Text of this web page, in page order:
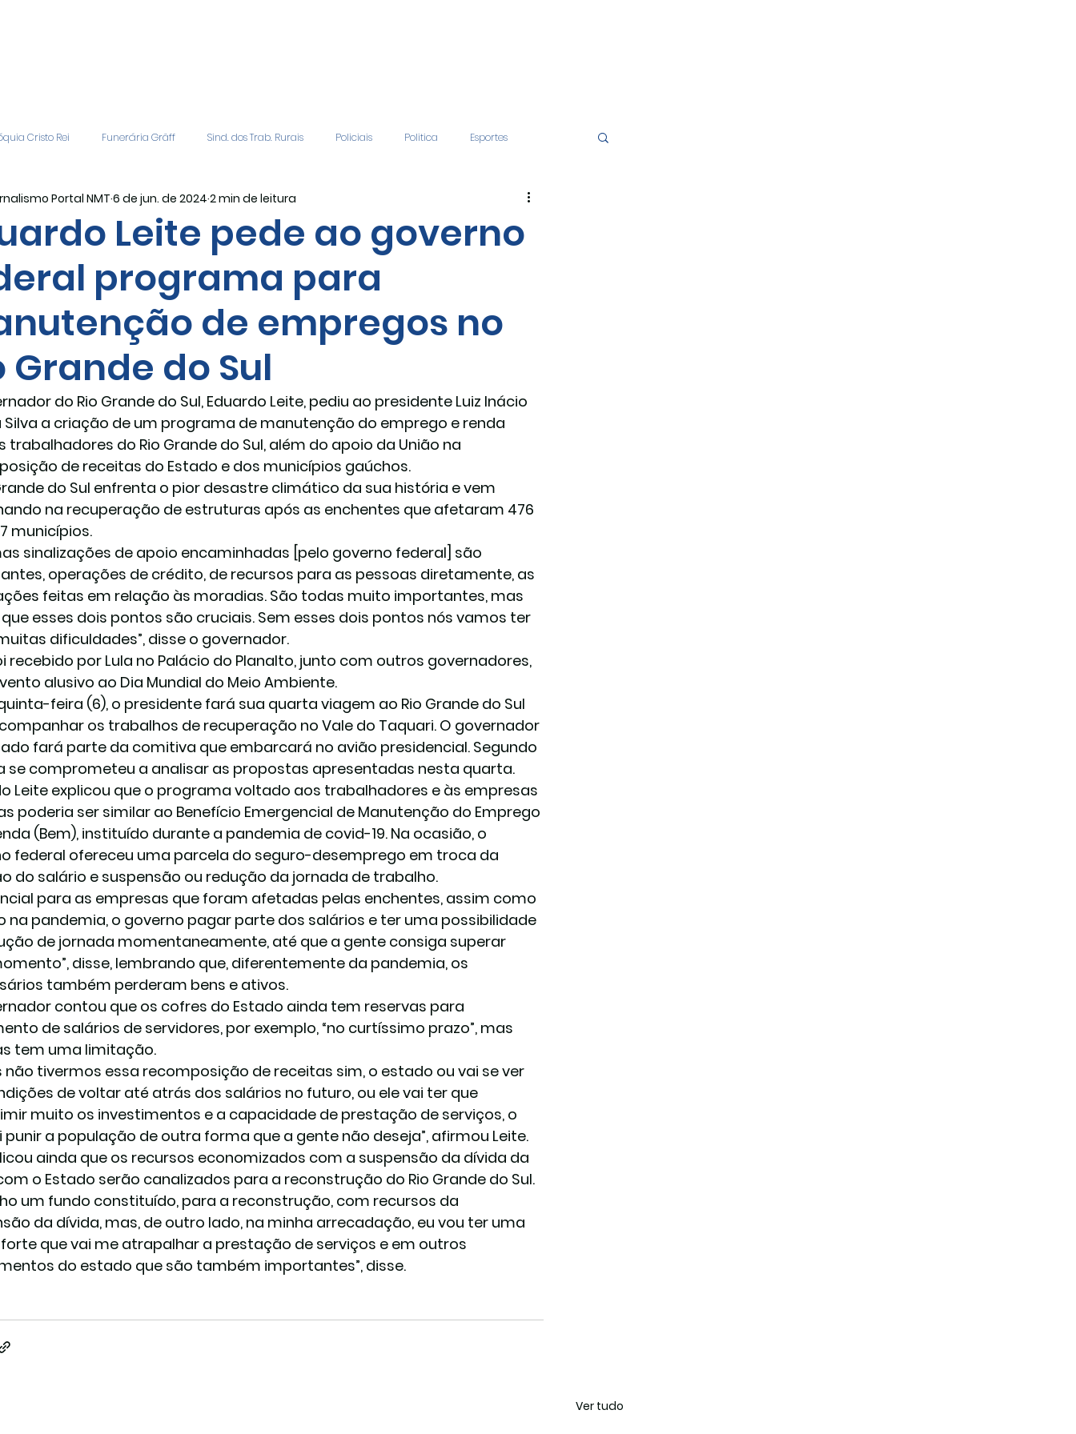
Cristo Rei Funerária Gräff Sind. dos Trab. Rurais Policiais Politica Esportes
Geral Patrocinadores Vagas de Emprego
Covic-19
Leite pede ao governo
programa para
de empregos no
Grande do Sul
Portal NMT 6 de jun. de 2024 2 min de leitura
do Rio Grande do Sul, Eduardo Leite, pediu ao presidente Luiz Inácio
Silva a criação de um programa de manutenção do emprego e renda
trabalhadores do Rio Grande do Sul, além do apoio da União na
de receitas do Estado e dos municípios gaúchos.
do Sul enfrenta o pior desastre climático da sua história e vem
na recuperação de estruturas após as enchentes que afetaram 476
municípios.
sinalizações de apoio encaminhadas [pelo governo federal] são
operações de crédito, de recursos para as pessoas diretamente, as
feitas em relação às moradias. São todas muito importantes, mas
esses dois pontos são cruciais. Sem esses dois pontos nós vamos ter
dificuldades”, disse o governador.
recebido por Lula no Palácio do Planalto, junto com outros governadores,
alusivo ao Dia Mundial do Meio Ambiente.
feira (6), o presidente fará sua quarta viagem ao Rio Grande do Sul
os trabalhos de recuperação no Vale do Taquari. O governador
fará parte da comitiva que embarcará no avião presidencial. Segundo
se comprometeu a analisar as propostas apresentadas nesta quarta.
Leite explicou que o programa voltado aos trabalhadores e às empresas
poderia ser similar ao Benefício Emergencial de Manutenção do Emprego
(Bem), instituído durante a pandemia de covid-19. Na ocasião, o
federal ofereceu uma parcela do seguro-desemprego em troca da
do salário e suspensão ou redução da jornada de trabalho.
para as empresas que foram afetadas pelas enchentes, assim como
na pandemia, o governo pagar parte dos salários e ter uma possibilidade
de jornada momentaneamente, até que a gente consiga superar
disse, lembrando que, diferentemente da pandemia, os
também perderam bens e ativos.
contou que os cofres do Estado ainda tem reservas para
de salários de servidores, por exemplo, “no curtíssimo prazo”, mas
tem uma limitação.
não tivermos essa recomposição de receitas sim, o estado ou vai se ver
de voltar até atrás dos salários no futuro, ou ele vai ter que
muito os investimentos e a capacidade de prestação de serviços, o
punir a população de outra forma que a gente não deseja”, afirmou Leite.
ainda que os recursos economizados com a suspensão da dívida da
o Estado serão canalizados para a reconstrução do Rio Grande do Sul.
um fundo constituído, para a reconstrução, com recursos da
da dívida, mas, de outro lado, na minha arrecadação, eu vou ter uma
que vai me atrapalhar a prestação de serviços e em outros
do estado que são também importantes”, disse.
Ver tudo